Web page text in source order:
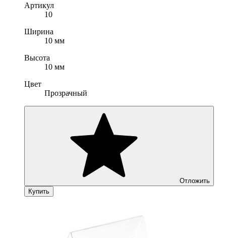
Артикул
10
Ширина
10 мм
Высота
10 мм
Цвет
Прозрачный
Отложить
Купить